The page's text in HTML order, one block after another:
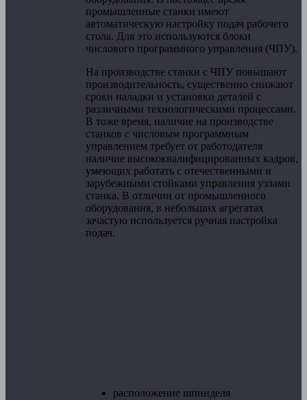
промышленные станки имеют
автоматическую настройку подач рабочего
стола. Для это используются блоки
числового программного управления (ЧПУ).
На производстве станки с ЧПУ повышают
производительность, существенно снижают
сроки наладки и установки деталей с
различными технологическими процессами.
В тоже время, наличие на производстве
станков с числовым программным
управлением требует от работодателя
наличие высококвалифицированных кадров,
умеющих работать с отечественными и
зарубежными стойками управления узлами
станка. В отличии от промышленного
оборудования, в небольших агрегатах
зачастую используется ручная настройка
подач.
расположение шпинделя